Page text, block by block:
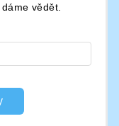
vědět.